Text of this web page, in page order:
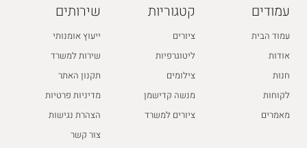
עמודים
עמוד הבית
אודות
חנות
לקוחות
מאמרים
קטגוריות
ציורים
ליטוגרפיות
צילומים
מנשה קדישמן
ציורים למשרד
שירותים
ייעוץ אומנותי
שירות למשרד
תקנון האתר
מדיניות פרטיות
הצהרת נגישות
צור קשר